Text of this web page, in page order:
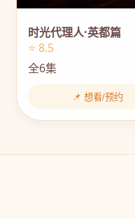
时光代理人·英都篇
⭐ 8.5
全6集
📌 想看/预约